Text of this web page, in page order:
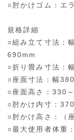
○肘かけゴム：エ
規格詳細
○組み立て寸法：
690mm
○折り畳み寸法：
○座面寸法：幅
○座面高さ：330
○肘かけ内寸：
○肘かけ高さ：（
○最大使用者体重